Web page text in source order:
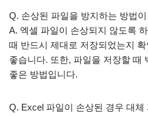
Q. 손상된 파일을 방지하는 방법
A. 엑셀 파일이 손상되지 않도록
때 반드시 제대로 저장되었는지
좋습니다. 또한, 파일을 저장할 때
좋은 방법입니다.
Q. Excel 파일이 손상된 경우 대체